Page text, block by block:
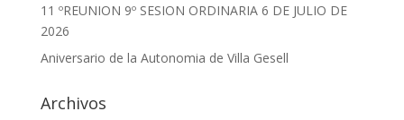
11 ºREUNION 9º SESION ORDINARIA 6 DE JULIO DE
2026
Aniversario de la Autonomia de Villa Gesell
Archivos